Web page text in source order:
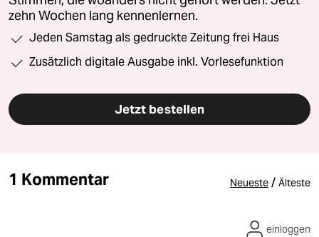
zehn Wochen lang kennenlernen.
Jeden Samstag als gedruckte Zeitung frei Haus
Zusätzlich digitale Ausgabe inkl. Vorlesefunktion
Jetzt bestellen
1 Kommentar Neueste / Älteste
einloggen